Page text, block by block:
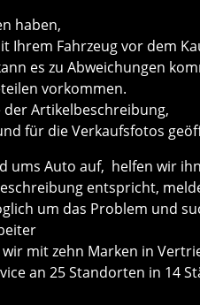
haben,
Ihrem Fahrzeug vor dem
es zu Abweichungen
vorkommen.
Artikelbeschreibung,
für die Verkaufsfotos
ums Auto auf, helfen wir
entspricht,
um das Problem und
mit zehn Marken in
an 25 Standorten in 14